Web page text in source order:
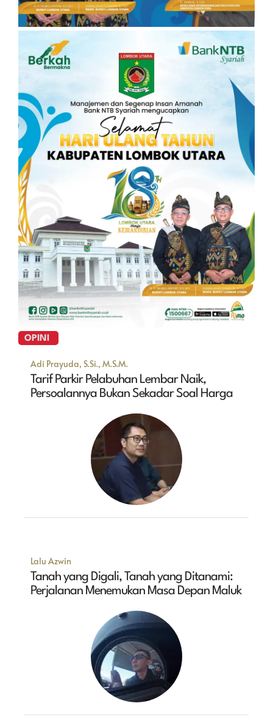
OPINI
Adi Prayuda, S.Si., M.S.M.
Tarif Parkir Pelabuhan Lembar Naik,
Persoalannya Bukan Sekadar Soal Harga
Lalu Azwin
Tanah yang Digali, Tanah yang Ditanami:
Perjalanan Menemukan Masa Depan Maluk